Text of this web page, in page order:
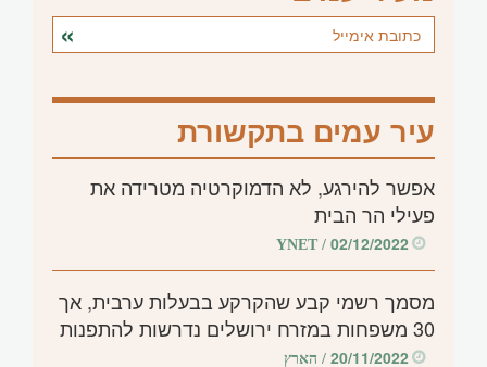
עיר עמים בתקשורת
אפשר להירגע, לא הדמוקרטיה מטרידה את
פעילי הר הבית
02/12/2022
/ YNET
מסמך רשמי קבע שהקרקע בבעלות ערבית, אך
30 משפחות במזרח ירושלים נדרשות להתפנות
20/11/2022/ הארץ